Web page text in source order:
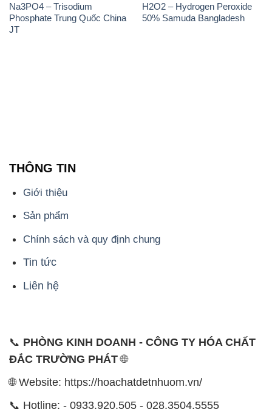
Na3PO4 – Trisodium
Phosphate Trung Quốc China
JT
H2O2 – Hydrogen Peroxide
50% Samuda Bangladesh
THÔNG TIN
Giới thiệu
Sản phẩm
Chính sách và quy định chung
Tin tức
Liên hệ
📞 PHÒNG KINH DOANH - CÔNG TY HÓA CHẤT
ĐẮC TRƯỜNG PHÁT🌐
🌐 Website: https://hoachatdetnhuom.vn/
📞 Hotline: - 0933.920.505 - 028.3504.5555